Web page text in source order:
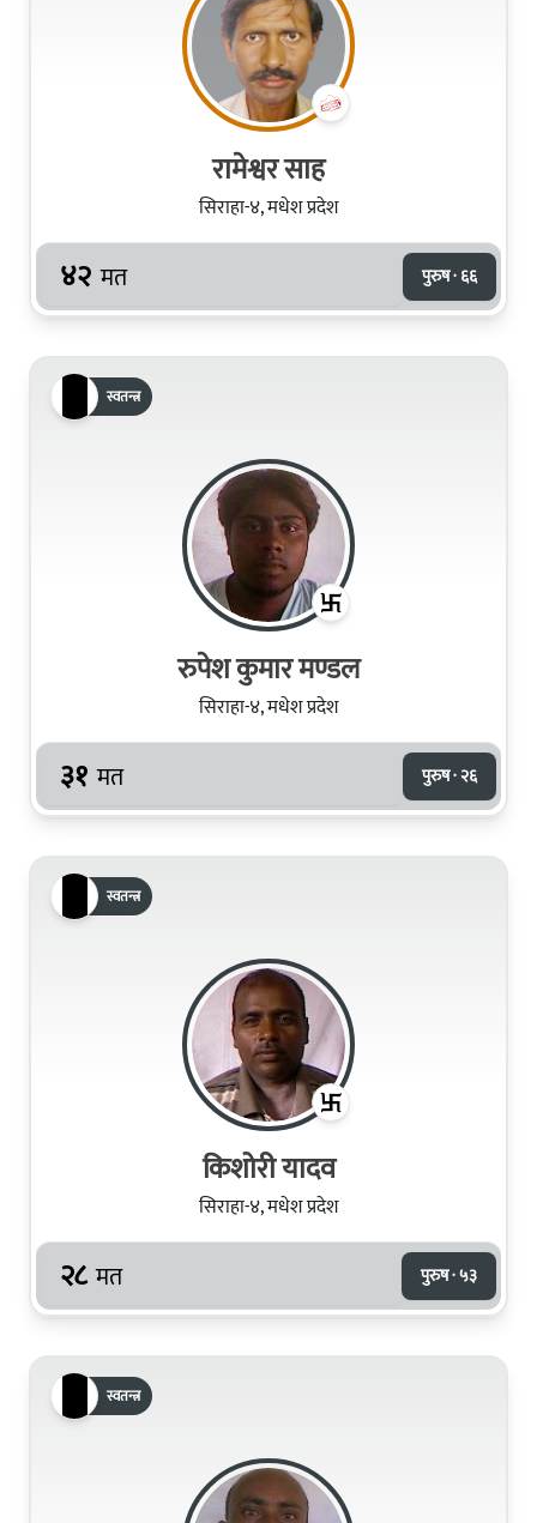
रामेश्वर साह
सिराहा-४, मधेश प्रदेश
४२ मत पुरुष · ६६
स्वतन्त्र
रुपेश कुमार मण्डल
सिराहा-४, मधेश प्रदेश
३१ मत पुरुष · २६
स्वतन्त्र
किशोरी यादव
सिराहा-४, मधेश प्रदेश
२८ मत पुरुष · ५३
स्वतन्त्र